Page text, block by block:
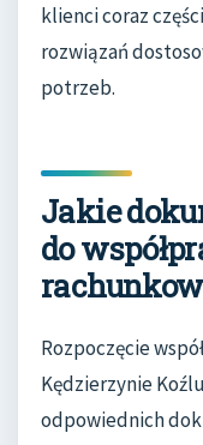
klienci coraz
rozwiązań
potrzeb.
Jakie
do
Rozpoczęcie
Kędzierzynie
odpowiednich